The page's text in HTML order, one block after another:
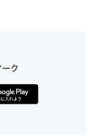
Googleマップで
僕。ITツール導入で